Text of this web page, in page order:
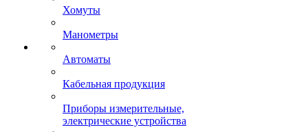
Хомуты
Манометры
Автоматы
Кабельная продукция
Приборы измерительные,
электрические устройства